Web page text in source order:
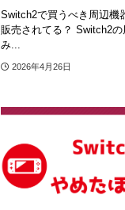
Switch2で買うべき周辺機
販売されてる？ Switch2の
み...
2026年4月26日